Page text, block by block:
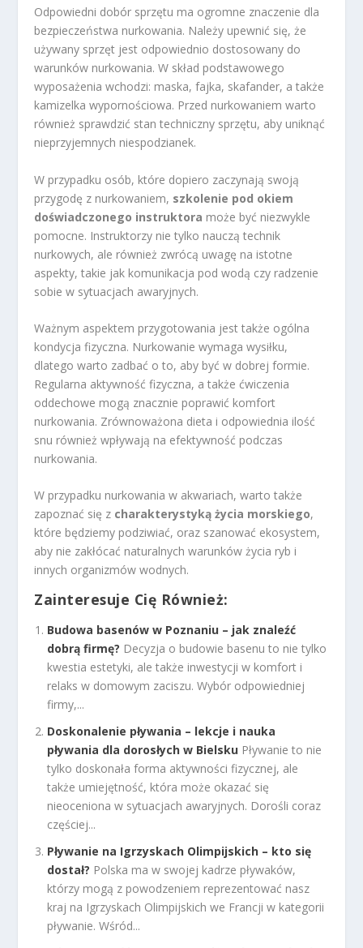
Odpowiedni dobór sprzętu ma ogromne znaczenie dla
bezpieczeństwa nurkowania. Należy upewnić się, że
używany sprzęt jest odpowiednio dostosowany do
warunków nurkowania. W skład podstawowego
wyposażenia wchodzi: maska, fajka, skafander, a także
kamizelka wypornościowa. Przed nurkowaniem warto
również sprawdzić stan techniczny sprzętu, aby uniknąć
nieprzyjemnych niespodzianek.
W przypadku osób, które dopiero zaczynają swoją
przygodę z nurkowaniem, szkolenie pod okiem
doświadczonego instruktora może być niezwykle
pomocne. Instruktorzy nie tylko nauczą technik
nurkowych, ale również zwrócą uwagę na istotne
aspekty, takie jak komunikacja pod wodą czy radzenie
sobie w sytuacjach awaryjnych.
Ważnym aspektem przygotowania jest także ogólna
kondycja fizyczna. Nurkowanie wymaga wysiłku,
dlatego warto zadbać o to, aby być w dobrej formie.
Regularna aktywność fizyczna, a także ćwiczenia
oddechowe mogą znacznie poprawić komfort
nurkowania. Zrównoważona dieta i odpowiednia ilość
snu również wpływają na efektywność podczas
nurkowania.
W przypadku nurkowania w akwariach, warto także
zapoznać się z charakterystyką życia morskiego,
które będziemy podziwiać, oraz szanować ekosystem,
aby nie zakłócać naturalnych warunków życia ryb i
innych organizmów wodnych.
Zainteresuje Cię Również:
Budowa basenów w Poznaniu – jak znaleźć
dobrą firmę? Decyzja o budowie basenu to nie tylko
kwestia estetyki, ale także inwestycji w komfort i
relaks w domowym zaciszu. Wybór odpowiedniej
firmy,...
Doskonalenie pływania – lekcje i nauka
pływania dla dorosłych w Bielsku Pływanie to nie
tylko doskonała forma aktywności fizycznej, ale
także umiejętność, która może okazać się
nieoceniona w sytuacjach awaryjnych. Dorośli coraz
częściej...
Pływanie na Igrzyskach Olimpijskich – kto się
dostał? Polska ma w swojej kadrze pływaków,
którzy mogą z powodzeniem reprezentować nasz
kraj na Igrzyskach Olimpijskich we Francji w kategorii
pływanie. Wśród...